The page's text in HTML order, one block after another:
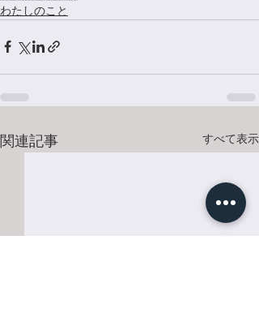
わたしのこと
関連記事 すべて表示